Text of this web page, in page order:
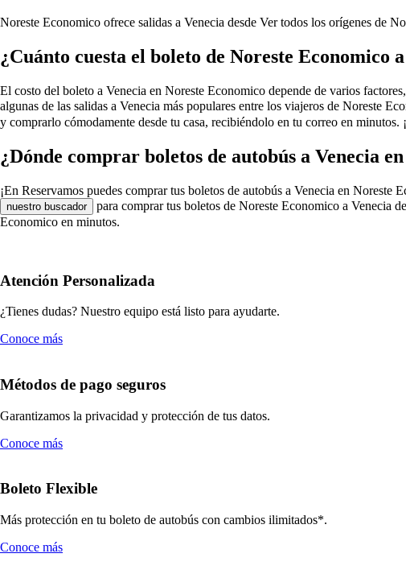
Noreste Economico ofrece salidas a Venecia desde Ver todos los orígenes de
¿Cuánto cuesta el boleto de Noreste Economico
El costo del boleto a Venecia en Noreste Economico depende de varios
algunas de las salidas a Venecia más populares entre los viajeros de Noreste
y comprarlo cómodamente desde tu casa, recibiéndolo en tu correo en
¿Dónde comprar boletos de autobús a Venecia
¡En Reservamos puedes comprar tus boletos de autobús a Venecia en
nuestro buscador
para comprar tus boletos de Noreste Economico a Venecia
Economico en minutos.
Atención Personalizada
¿Tienes dudas? Nuestro equipo está listo para ayudarte.
Conoce más
Métodos de pago seguros
Garantizamos la privacidad y protección de tus datos.
Conoce más
Boleto Flexible
Más protección en tu boleto de autobús con cambios ilimitados*.
Conoce más